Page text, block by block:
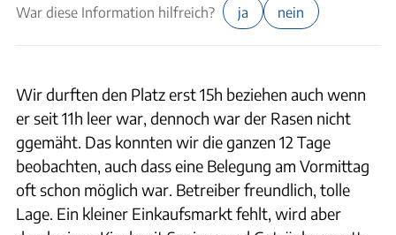
War diese Information hilfreich? ja nein
Wir durften den Platz erst 15h beziehen auch wenn
er seit 11h leer war, dennoch war der Rasen nicht
ggemäht. Das konnten wir die ganzen 12 Tage
beobachten, auch dass eine Belegung am Vormittag
oft schon möglich war. Betreiber freundlich, tolle
Lage. Ein kleiner Einkaufsmarkt fehlt, wird aber